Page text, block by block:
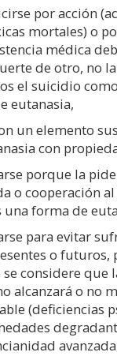
por acción
mortales) o
médica
de otro, no
el suicidio
eutanasia,
un elemento
con
porque la
o cooperación
forma de
para evitar
o futuros,
considere que
alcanzará o no
(deficiencias